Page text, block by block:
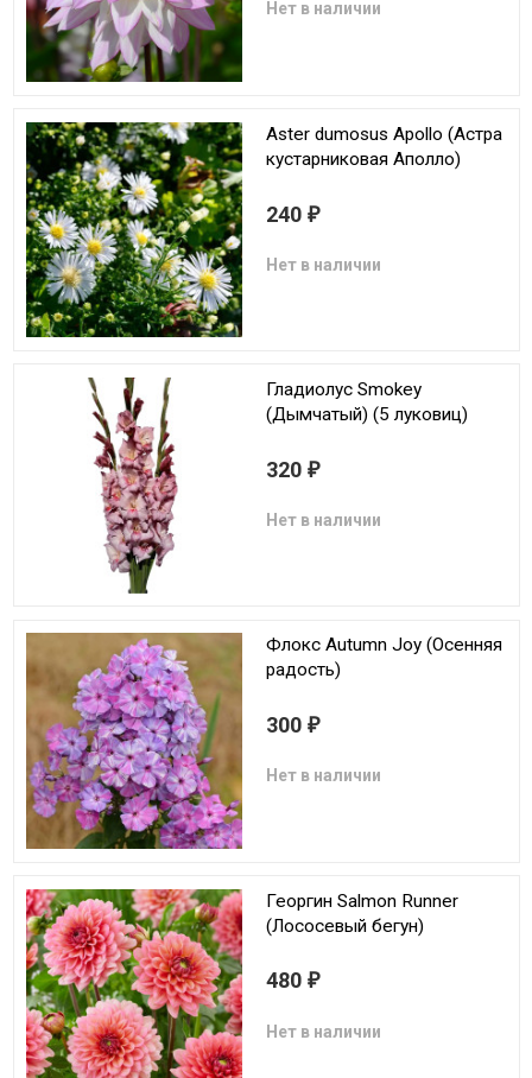
Нет в наличии
Aster dumosus Apollo (Астра
кустарниковая Аполло)
240 ₽
Нет в наличии
Гладиолус Smokey
(Дымчатый) (5 луковиц)
320 ₽
Нет в наличии
Флокс Autumn Joy (Осенняя
радость)
300 ₽
Нет в наличии
Георгин Salmon Runner
(Лососевый бегун)
480 ₽
Нет в наличии